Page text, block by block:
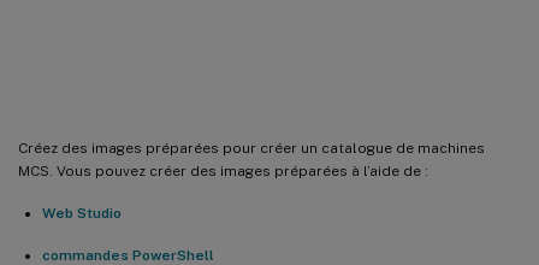
Créez des images préparées pour créer un catalogue de machines
MCS. Vous pouvez créer des images préparées à l’aide de :
Web Studio
commandes PowerShell